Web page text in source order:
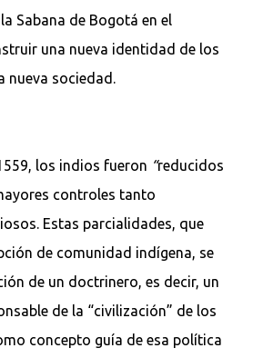
Sabana de Bogotá en el
una nueva identidad de los
nueva sociedad.
los indios fueron “reducidos
controles tanto
Estas parcialidades, que
de comunidad indígena, se
de un doctrinero, es decir, un
de la “civilización” de los
concepto guía de esa política